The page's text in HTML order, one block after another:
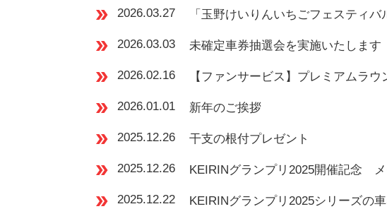
double_arrow 2026.03.27 「玉野けいりんいちごフェスティ
double_arrow 2026.03.03 未確定車券抽選会を実施いたします
double_arrow 2026.02.16 【ファンサービス】プレミアムラ
double_arrow 2026.01.01 新年のご挨拶
double_arrow 2025.12.26 干支の根付プレゼント
double_arrow 2025.12.26 KEIRINグランプリ2025開催記念
double_arrow 2025.12.22 KEIRINグランプリ2025シリーズの